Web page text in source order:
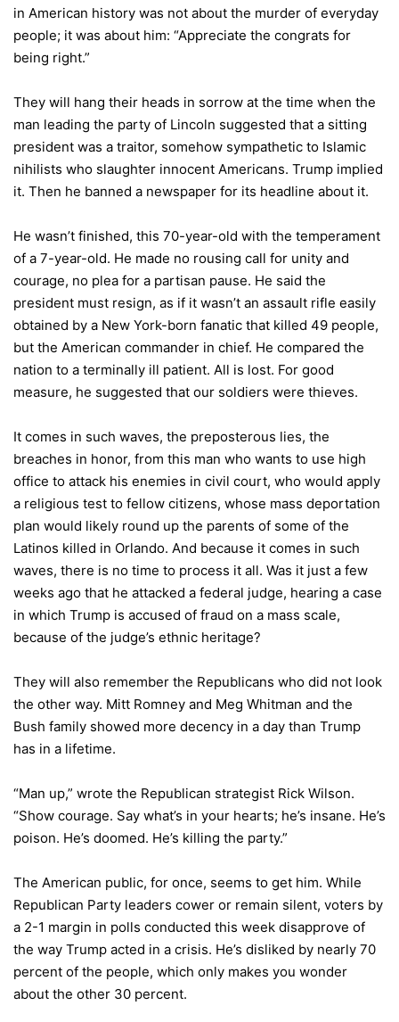
in American history was not about the murder of everyday
people; it was about him: “Appreciate the congrats for
being right.”
They will hang their heads in sorrow at the time when the
man leading the party of Lincoln suggested that a sitting
president was a traitor, somehow sympathetic to Islamic
nihilists who slaughter innocent Americans. Trump implied
it. Then he banned a newspaper for its headline about it.
He wasn’t finished, this 70-year-old with the temperament
of a 7-year-old. He made no rousing call for unity and
courage, no plea for a partisan pause. He said the
president must resign, as if it wasn’t an assault rifle easily
obtained by a New York-born fanatic that killed 49 people,
but the American commander in chief. He compared the
nation to a terminally ill patient. All is lost. For good
measure, he suggested that our soldiers were thieves.
It comes in such waves, the preposterous lies, the
breaches in honor, from this man who wants to use high
office to attack his enemies in civil court, who would apply
a religious test to fellow citizens, whose mass deportation
plan would likely round up the parents of some of the
Latinos killed in Orlando. And because it comes in such
waves, there is no time to process it all. Was it just a few
weeks ago that he attacked a federal judge, hearing a case
in which Trump is accused of fraud on a mass scale,
because of the judge’s ethnic heritage?
They will also remember the Republicans who did not look
the other way. Mitt Romney and Meg Whitman and the
Bush family showed more decency in a day than Trump
has in a lifetime.
“Man up,” wrote the Republican strategist Rick Wilson.
“Show courage. Say what’s in your hearts; he’s insane. He’s
poison. He’s doomed. He’s killing the party.”
The American public, for once, seems to get him. While
Republican Party leaders cower or remain silent, voters by
a 2-1 margin in polls conducted this week disapprove of
the way Trump acted in a crisis. He’s disliked by nearly 70
percent of the people, which only makes you wonder
about the other 30 percent.